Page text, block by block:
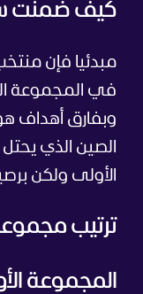
كيف ضمنت
مبدئيا فإن
الصين الذي
الأولى ولكن
ترتيب
المجموعة